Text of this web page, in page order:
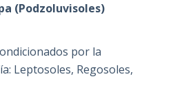
(Podzoluvisoles)
por la
Leptosoles, Regosoles,